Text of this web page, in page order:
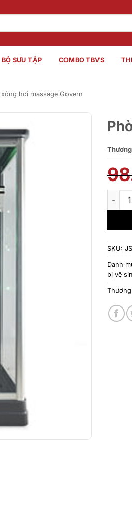
BỘ SƯU TẬP COMBO TBVS
hơi massage Govern
SKU:
Danh
bị vệ